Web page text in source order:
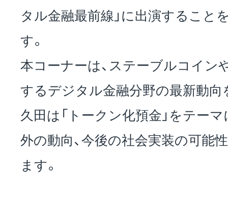
サステナビリティ
投資家情報
お問い合わせ
EVENT
タル金融最前線」に出演すること
す。
本コーナーは、ステーブルコイン
するデジタル金融分野の最新動向
久田は「トークン化預金」をテー
外の動向、今後の社会実装の可能
ます。